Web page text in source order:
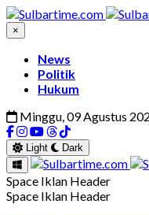
×
News
Politik
Hukum
Minggu, 09 Agustus
Light Dark
Space Iklan Header
Space Iklan Header